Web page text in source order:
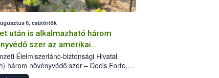
6, csütörtök
után is alkalmazható három
szer az amerikai
ellen
Élelmiszerlánc-biztonsági Hivatal
három növényvédő szer – Decis Forte,
24 EW, Oroganic – engedélyokiratát